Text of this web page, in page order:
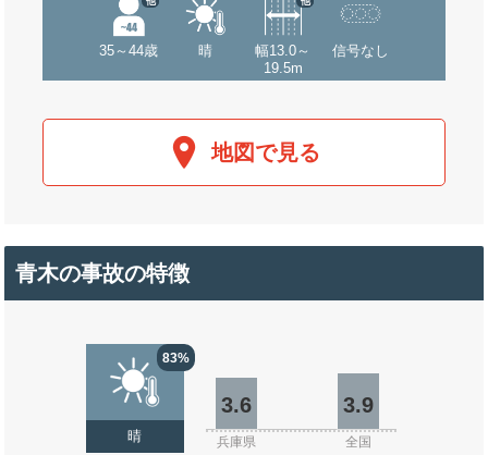
35～44歳 晴
幅13.0～
19.5m
信号なし
地図で見る
青木の事故の特徴
83%
晴
3.6 3.9
兵庫県 全国